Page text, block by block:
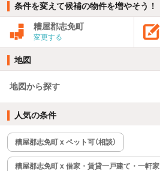
条件を変えて候補の物件を増やそう！
糟屋郡志免町
変更する
地図
地図から探す
人気の条件
糟屋郡志免町 x ペット可（相談）
糟屋郡志免町 x 借家・賃貸一戸建て・一軒家